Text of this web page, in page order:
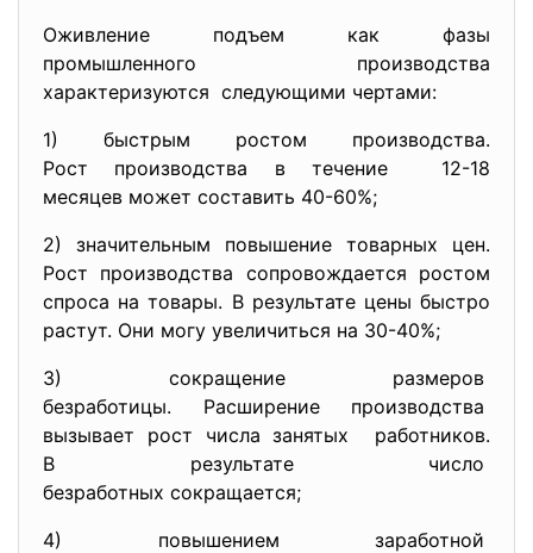
Оживление подъем как фазы
промышленного производства
характеризуются следующими чертами:
1) быстрым ростом производства.
Рост производства в течение 12-18
месяцев может составить 40-60%;
2) значительным повышение товарных цен.
Рост производства сопровождается ростом
спроса на товары. В результате цены быстро
растут. Они могу увеличиться на 30-40%;
3) сокращение размеров
безработицы. Расширение производства
вызывает рост числа занятых работников.
В результате число
безработных сокращается;
4) повышением заработной